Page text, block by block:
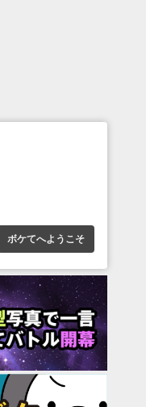
ボケてへようこそ